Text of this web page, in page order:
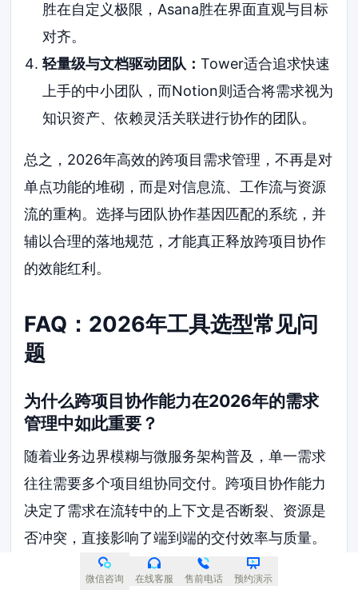
胜在自定义极限，Asana胜在界面直观与目标
对齐。
轻量级与文档驱动团队： Tower适合追求快速
上手的中小团队，而Notion则适合将需求视为
知识资产、依赖灵活关联进行协作的团队。
总之，2026年高效的跨项目需求管理，不再是对
单点功能的堆砌，而是对信息流、工作流与资源
流的重构。选择与团队协作基因匹配的系统，并
辅以合理的落地规范，才能真正释放跨项目协作
的效能红利。
FAQ：2026年工具选型常见问
题
为什么跨项目协作能力在2026年的需求
管理中如此重要？
随着业务边界模糊与微服务架构普及，单一需求
往往需要多个项目组协同交付。跨项目协作能力
决定了需求在流转中的上下文是否断裂、资源是
否冲突，直接影响了端到端的交付效率与质量。
Jira和ONES在跨项目需求管理上有什么
微信咨询 在线客服 售前电话 预约演示